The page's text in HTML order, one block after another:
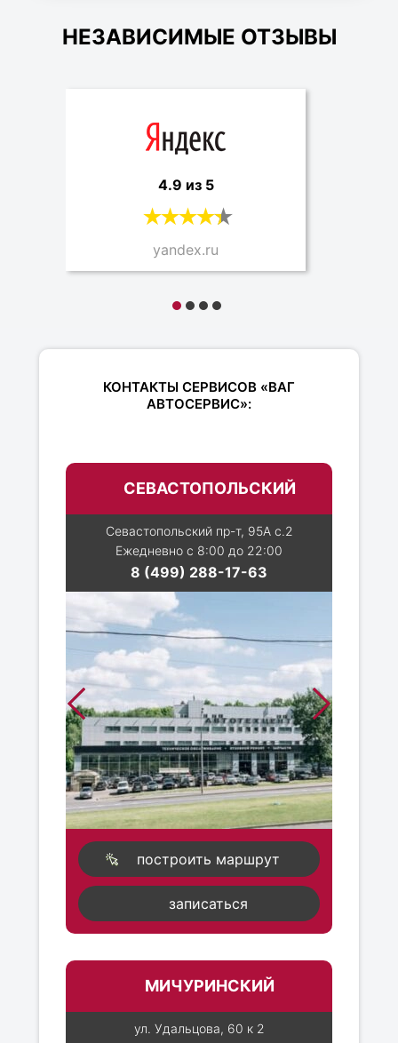
НЕЗАВИСИМЫЕ ОТЗЫВЫ
4.9 из 5
yandex.ru
КОНТАКТЫ СЕРВИСОВ «ВАГ
АВТОСЕРВИС»:
СЕВАСТОПОЛЬСКИЙ
Севастопольский пр-т, 95А с.2
Ежедневно с 8:00 до 22:00
8 (499) 288-17-63
построить маршрут
записаться
МИЧУРИНСКИЙ
ул. Удальцова, 60 к 2